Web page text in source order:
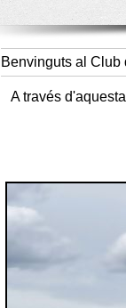
Benvinguts al Club
A través